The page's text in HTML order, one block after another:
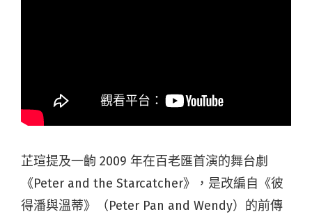
芷瑄提及一齣 2009 年在百老匯首演的舞台劇
《Peter and the Starcatcher》，是改編自《彼
得潘與溫蒂》（Peter Pan and Wendy）的前傳